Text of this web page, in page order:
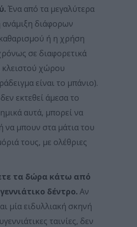
Ένα από τα μεγαλύτερα
ανάμιξη διάφορων
ή η χρήση
σε διαφορετικά
κλειστού χώρου
είναι το μπάνιο).
εκτεθεί άμεσα το
αυτά, μπορεί να
να μπουν στα μάτια του
τους, με ολέθριες
τα δώρα κάτω από
δέντρο. Αν
μία ειδυλλιακή σκηνή
ταινίες, δεν